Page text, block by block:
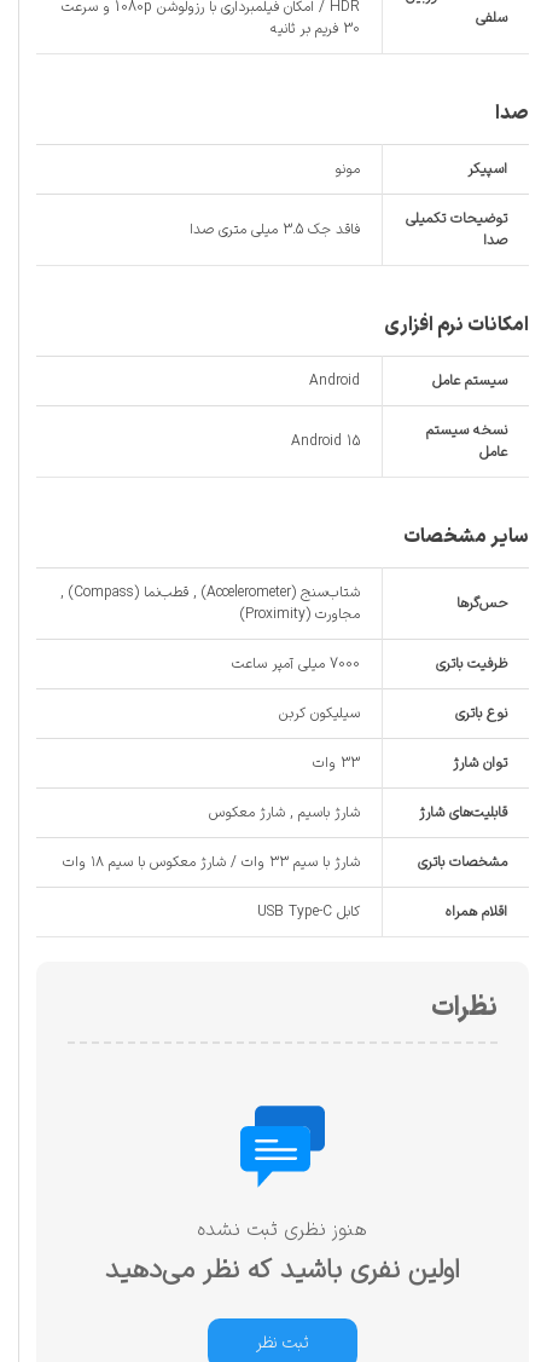
سلفی
HDR / امکان فیلمبرداری با رزولوشن 1080p و سرعت
30 فریم بر ثانیه
صدا
اسپیکر مونو
توضیحات تکمیلی
صدا
فاقد جک 3.5 میلی متری صدا
امکانات نرم افزاری
سیستم عامل Android
نسخه سیستم
عامل
Android 15
سایر مشخصات
حس‌گرها
شتاب‌سنج (Accelerometer) , قطب‌نما (Compass) ,
مجاورت (Proximity)
ظرفیت باتری 7000 میلی آمپر ساعت
نوع باتری سیلیکون کربن
توان شارژ 33 وات
قابلیت‌های شارژ شارژ باسیم , شارژ معکوس
مشخصات باتری شارژ با سیم ۳۳ وات / شارژ معکوس با سیم ۱۸ وات
اقلام همراه کابل USB Type-C
نظرات
هنوز نظری ثبت نشده
اولین نفری باشید که نظر می‌دهید
ثبت نظر